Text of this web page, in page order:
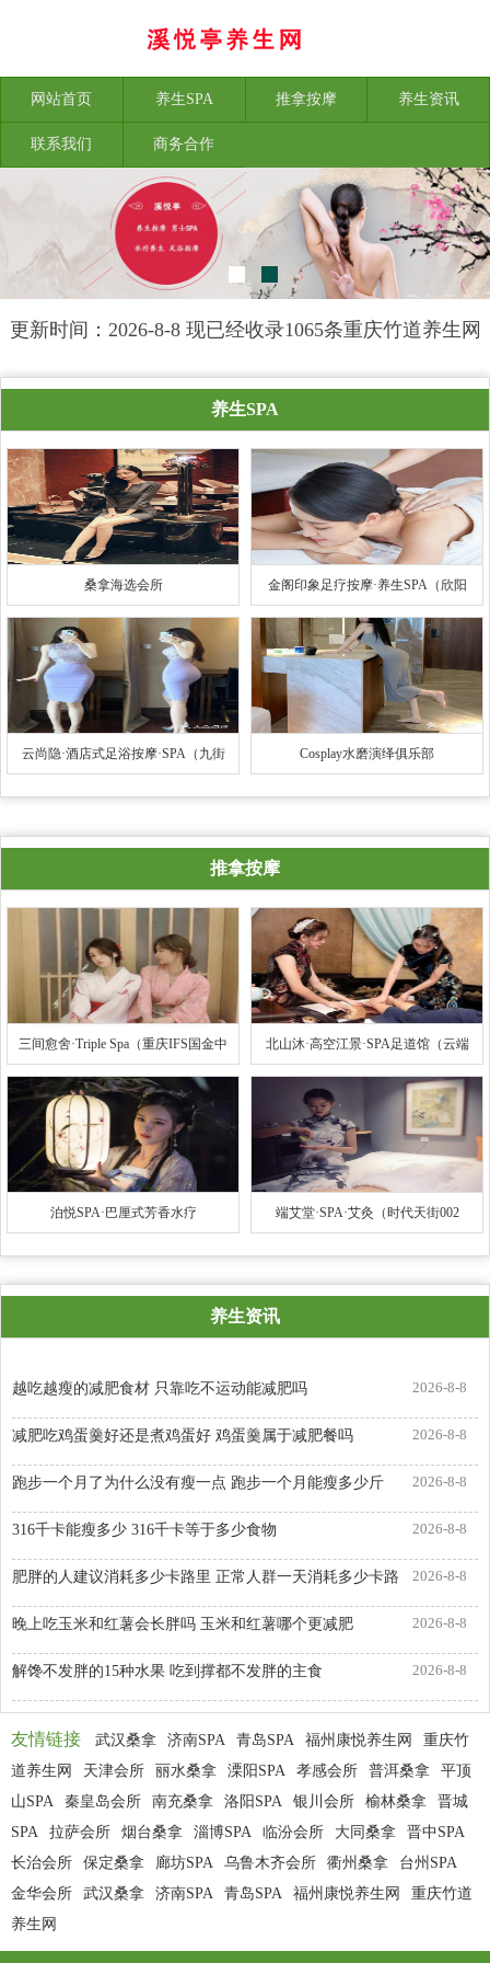
网站首页 养生SPA 推拿按摩 养生资讯
联系我们 商务合作
更新时间：2026-8-8 现已经收录1065条重庆竹道养生网
养生SPA
桑拿海选会所 金阁印象足疗按摩·养生SPA（欣阳
广场店）
云尚隐·酒店式足浴按摩·SPA（九街
旗舰店）
Cosplay水磨演绎俱乐部
推拿按摩
三间愈舍·Triple Spa（重庆IFS国金中
心店）
北山沐·高空江景·SPA足道馆（云端
泊悦SPA·巴厘式芳香水疗 端艾堂·SPA·艾灸（时代天街002
店）
养生资讯
2026-8-8
越吃越瘦的减肥食材 只靠吃不运动能减肥吗
2026-8-8
减肥吃鸡蛋羹好还是煮鸡蛋好 鸡蛋羹属于减肥餐吗
2026-8-8
跑步一个月了为什么没有瘦一点 跑步一个月能瘦多少斤
2026-8-8
316千卡能瘦多少 316千卡等于多少食物
2026-8-8
肥胖的人建议消耗多少卡路里 正常人群一天消耗多少卡路
2026-8-8
晚上吃玉米和红薯会长胖吗 玉米和红薯哪个更减肥
2026-8-8
解馋不发胖的15种水果 吃到撑都不发胖的主食
友情链接 武汉桑拿 济南SPA 青岛SPA 福州康悦养生网
重庆竹
道养生网
天津会所 丽水桑拿 溧阳SPA 孝感会所 普洱桑拿
平顶
山SPA
秦皇岛会所 南充桑拿 洛阳SPA 银川会所 榆林桑拿
晋城
SPA
拉萨会所 烟台桑拿 淄博SPA 临汾会所 大同桑拿
晋中SPA
长治会所
保定桑拿 廊坊SPA 乌鲁木齐会所 衢州桑拿
台州SPA
金华会所
武汉桑拿 济南SPA 青岛SPA 福州康悦养生网
重庆竹道
养生网